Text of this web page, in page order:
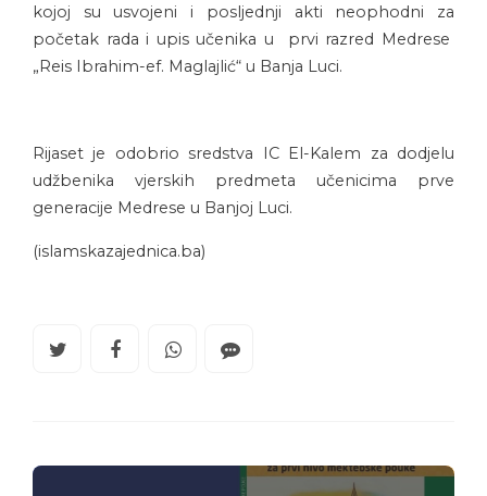
kojoj su usvojeni i posljednji akti neophodni za
početak rada i upis učenika u prvi razred Medrese
„Reis Ibrahim-ef. Maglajlić“ u Banja Luci.
Rijaset je odobrio sredstva IC El-Kalem za dodjelu
udžbenika vjerskih predmeta učenicima prve
generacije Medrese u Banjoj Luci.
(islamskazajednica.ba)